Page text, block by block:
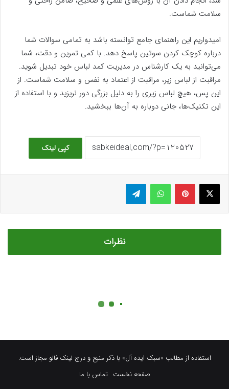
استفاده از مطالب «سبک ایده آل» با ذکر منبع و درج لینک فالو مجاز است.
صفحه نخست تماس با ما